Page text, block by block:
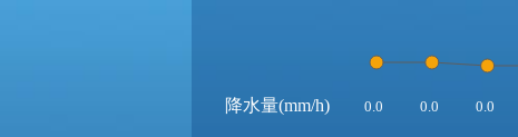
降水量(mm/h) 0.0 0.0 0.0